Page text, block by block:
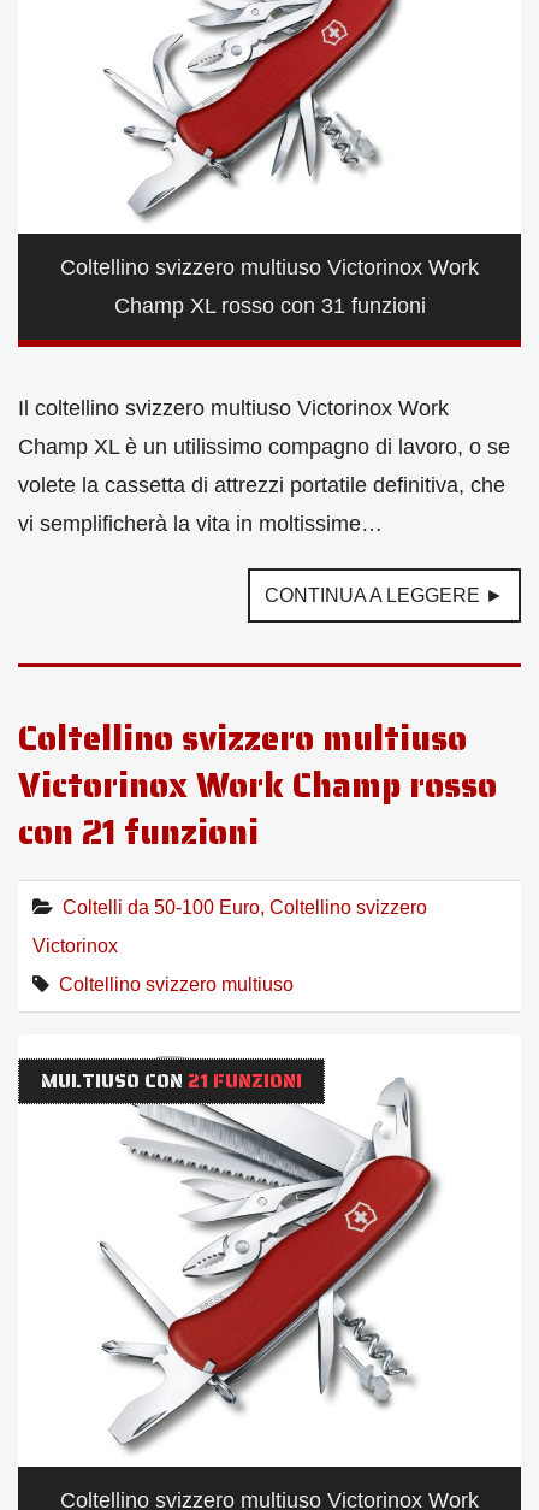
Coltellino svizzero multiuso Victorinox Work
Champ XL rosso con 31 funzioni
Il coltellino svizzero multiuso Victorinox Work
Champ XL è un utilissimo compagno di lavoro, o se
volete la cassetta di attrezzi portatile definitiva, che
vi semplificherà la vita in moltissime…
CONTINUA A LEGGERE ►
Coltellino svizzero multiuso
Victorinox Work Champ rosso
con 21 funzioni
Coltelli da 50-100 Euro, Coltellino svizzero
Victorinox
Coltellino svizzero multiuso
MULTIUSO CON 21 FUNZIONI
Coltellino svizzero multiuso Victorinox Work